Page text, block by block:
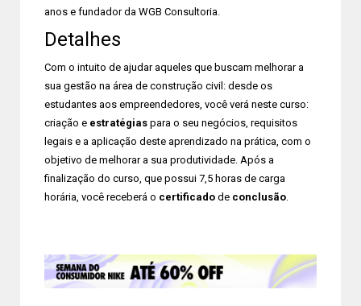
anos e fundador da WGB Consultoria.
Detalhes
Com o intuito de ajudar aqueles que buscam melhorar a
sua gestão na área de construção civil: desde os
estudantes aos empreendedores, você verá neste curso:
criação e estratégias para o seu negócios, requisitos
legais e a aplicação deste aprendizado na prática, com o
objetivo de melhorar a sua produtividade. Após a
finalização do curso, que possui 7,5 horas de carga
horária, você receberá o certificado de conclusão.